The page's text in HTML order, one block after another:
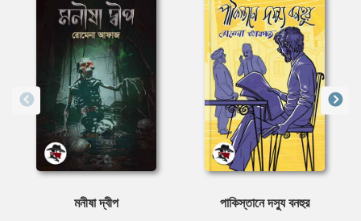
মনীষা দ্বীপ পাকিস্তানে দস্যু বনহুর